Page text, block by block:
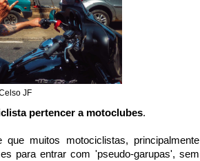
JF
pertencer a motoclubes.
muitos motociclistas, principalmente
para entrar com 'pseudo-garupas', sem